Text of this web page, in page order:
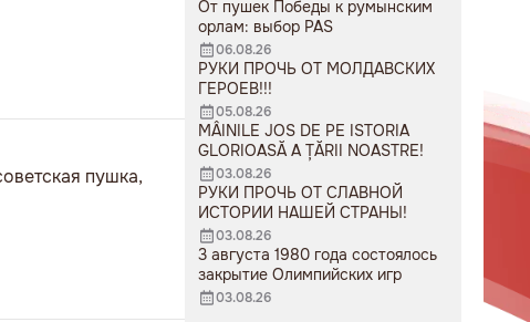
пушка,
От пушек Победы к румынским
орлам: выбор PAS
06.08.26
РУКИ ПРОЧЬ ОТ МОЛДАВСКИХ
ГЕРОЕВ!!!
05.08.26
MÂINILE JOS DE PE ISTORIA
GLORIOASĂ A ȚĂRII NOASTRE!
03.08.26
РУКИ ПРОЧЬ ОТ СЛАВНОЙ
ИСТОРИИ НАШЕЙ СТРАНЫ!
03.08.26
3 августа 1980 года состоялось
закрытие Олимпийских игр
03.08.26